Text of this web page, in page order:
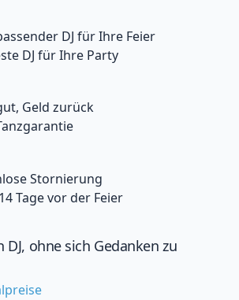
DJ für Ihre Feier
DJ für Ihre Party
Geld zurück
Stornierung
Tage vor der Feier
DJ, ohne sich Gedanken zu